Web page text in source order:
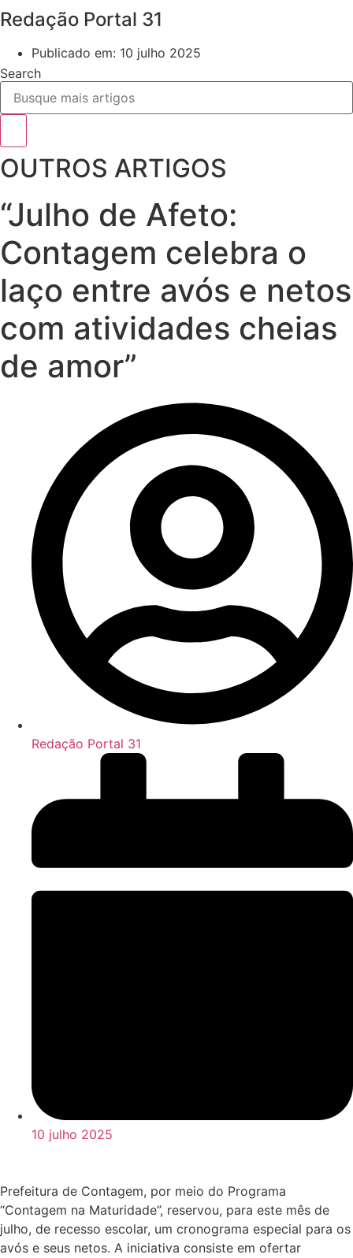
Redação Portal 31
Publicado em: 10 julho 2025
Search
OUTROS ARTIGOS
“Julho de Afeto:
Contagem celebra o
laço entre avós e netos
com atividades cheias
de amor”
Redação Portal 31
10 julho 2025
Prefeitura de Contagem, por meio do Programa
“Contagem na Maturidade”, reservou, para este mês de
julho, de recesso escolar, um cronograma especial para os
avós e seus netos. A iniciativa consiste em ofertar